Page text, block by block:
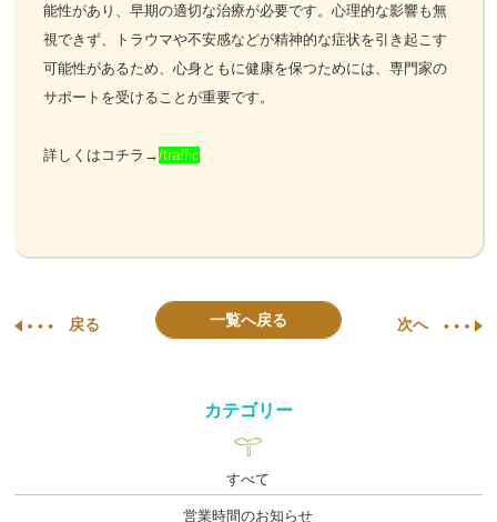
能性があり、早期の適切な治療が必要です。心理的な影響も無
視できず、トラウマや不安感などが精神的な症状を引き起こす
可能性があるため、心身ともに健康を保つためには、専門家の
サポートを受けることが重要です。
詳しくはコチラ→/traffic
戻る 一覧へ戻る 次へ
カテゴリー
すべて
営業時間のお知らせ